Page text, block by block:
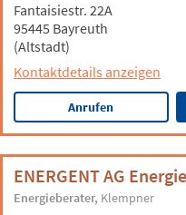
Fantaisiestr. 22A
95445 Bayreuth
(Altstadt)
Kontaktdetails anzeigen
Anrufen
ENERGENT AG
Energieberater Klempner